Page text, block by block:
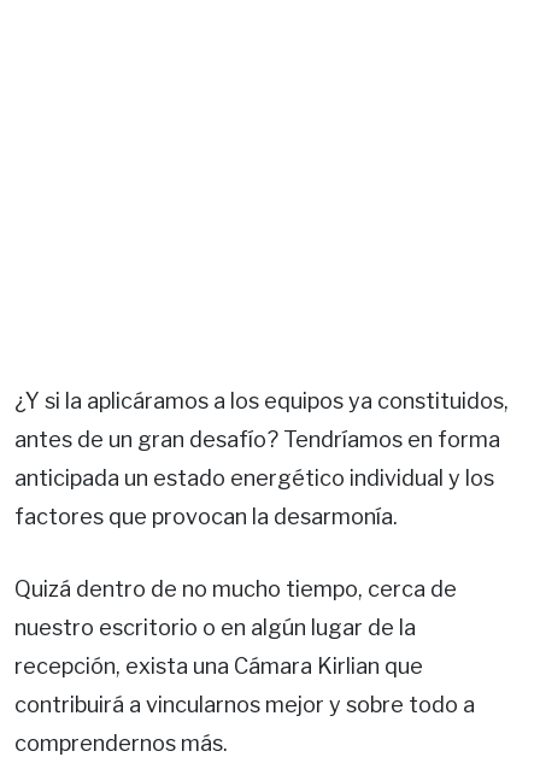
¿Y si la aplicáramos a los equipos ya constituidos,
antes de un gran desafío? Tendríamos en forma
anticipada un estado energético individual y los
factores que provocan la desarmonía.
Quizá dentro de no mucho tiempo, cerca de
nuestro escritorio o en algún lugar de la
recepción, exista una Cámara Kirlian que
contribuirá a vincularnos mejor y sobre todo a
comprendernos más.